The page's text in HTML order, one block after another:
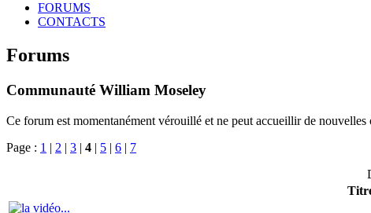
FORUMS
CONTACTS
Forums
Communauté William Moseley
Ce forum est momentanément vérouillé et ne peut accueillir de nouvelles
Page : 1 | 2 | 3 | 4 | 5 | 6 | 7